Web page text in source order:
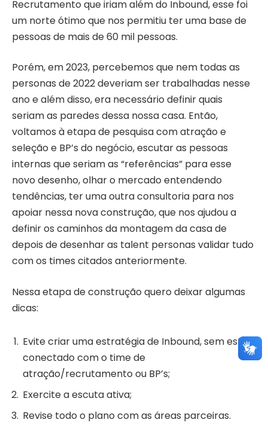
Recrutamento que iriam além do Inbound, esse foi
um norte ótimo que nos permitiu ter uma base de
pessoas de mais de 60 mil pessoas.
Porém, em 2023, percebemos que nem todas as
personas de 2022 deveriam ser trabalhadas nesse
ano e além disso, era necessário definir quais
seriam as paredes dessa nossa casa. Então,
voltamos à etapa de pesquisa com atração e
seleção e BP’s do negócio, escutar as pessoas
internas que seriam as “referências” para esse
novo desenho, olhar o mercado entendendo
tendências, ter uma outra consultoria para nos
apoiar nessa nova construção, que nos ajudou a
definir os caminhos da montagem da casa de
depois de desenhar as talent personas validar tudo
com os times citados anteriormente.
Nessa etapa de construção quero deixar algumas
dicas:
Evite criar uma estratégia de Inbound, sem estar
conectado com o time de
atração/recrutamento ou BP’s;
Exercite a escuta ativa;
Revise todo o plano com as áreas parceiras.